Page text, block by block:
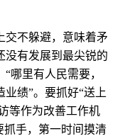
不躲避，意味着矛
没有发展到最尖锐的
哪里有人民需要，
绩”。要抓好“送上
等作为改善工作机
抓手，第一时间摸清